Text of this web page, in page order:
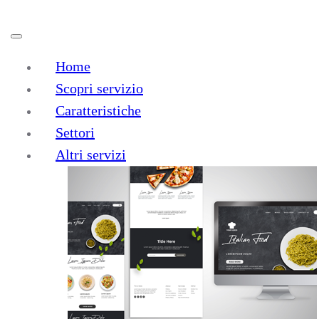
Home
Scopri servizio
Caratteristiche
Settori
Altri servizi
Realizzazione
Eccomerce
a Scopa
E-commerce personalizzati e